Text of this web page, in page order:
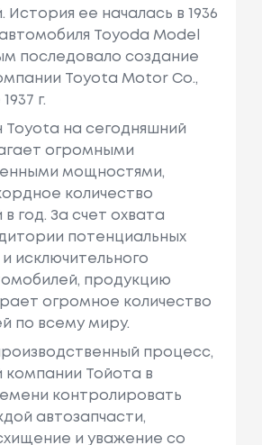
История ее началась в 1936
автомобиля Toyoda Model
последовало создание
Toyota Motor Co.,
г.
Toyota на сегодняшний
огромными
мощностями,
количество
год. За счет охвата
потенциальных
исключительного
продукцию
огромное количество
по всему миру.
процесс,
компании Тойота в
контролировать
автозапчасти,
и уважение со